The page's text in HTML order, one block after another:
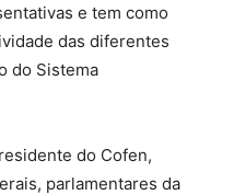
e tem como
das diferentes
do Sistema
do Cofen,
parlamentares da